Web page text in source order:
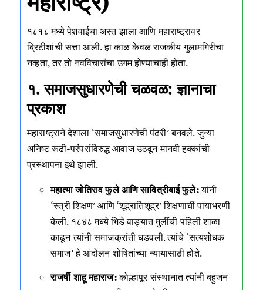
१८१८ मध्ये पेशवाईचा अस्त झाला आणि महाराष्ट्रावर
ब्रिटीशांची सत्ता आली. हा काळ केवळ राजकीय गुलामगिरीचा
नव्हता, तर तो नवविचारांचा उगम होण्याचाही होता.
१. समाजसुधारणेची चळवळ: ज्ञानाचा
प्रकाश
महाराष्ट्राने देशाला ‘समाजसुधारणेची पंढरी’ बनवले. जुन्या
अनिष्ट रूढी-परंपरांविरुद्ध आवाज उठवून मानवी हक्कांची
प्रस्थापना इथे झाली.
महात्मा जोतिराव फुले आणि सावित्रीबाई फुले:यांनी
‘स्त्री शिक्षण’ आणि ‘शूद्रातिशूद्र’ शिक्षणाची पायाभरणी
केली. १८४८ मध्ये भिडे वाड्यात मुलींची पहिली शाळा
काढून त्यांनी समाजक्रांती घडवली. त्यांचे ‘सत्यशोधक
समाज’ हे आंदोलन शोषितांच्या न्यायासाठी होते.
राजर्षी शाहू महाराज:कोल्हापूर संस्थानात त्यांनी बहुजन